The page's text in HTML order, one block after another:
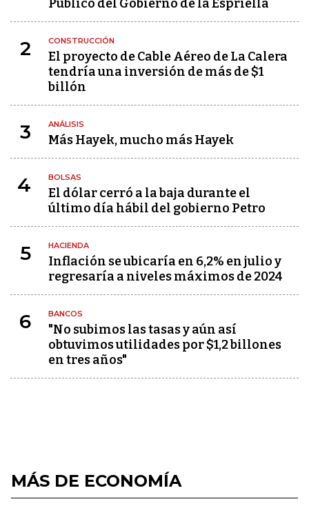
Público del Gobierno de la Espriella
2 CONSTRUCCIÓN
El proyecto de Cable Aéreo de La Calera
tendría una inversión de más de $1
billón
3 ANÁLISIS
Más Hayek, mucho más Hayek
4 BOLSAS
El dólar cerró a la baja durante el
último día hábil del gobierno Petro
5 HACIENDA
Inflación se ubicaría en 6,2% en julio y
regresaría a niveles máximos de 2024
6 BANCOS
"No subimos las tasas y aún así
obtuvimos utilidades por $1,2 billones
en tres años"
MÁS DE ECONOMÍA